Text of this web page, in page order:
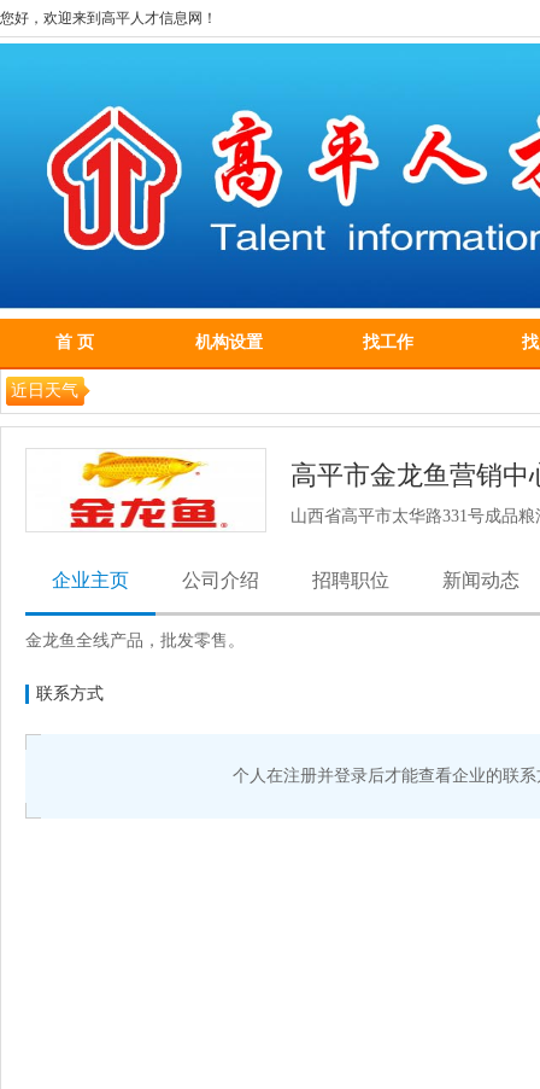
您好，欢迎来到高平人才信息网！
首 页 机构设置 找工作
近日天气
高平市金龙鱼营销
山西省高平市太华路331号成品
企业主页 公司介绍 招聘职位 新闻动态
金龙鱼全线产品，批发零售。
联系方式
个人在注册并登录后才能查看企业的联